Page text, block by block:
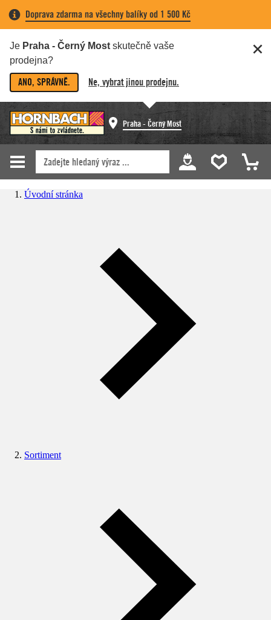
Doprava zdarma na všechny balíky od 1 500 Kč
Je Praha - Černý Most skutečně vaše
prodejna?
ANO, SPRÁVNĚ. Ne, vybrat jinou prodejnu.
Praha - Černý Most
Úvodní stránka
Sortiment